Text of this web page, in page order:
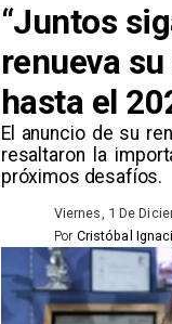
“Juntos
renueva
hasta el
El anuncio de su
resaltaron la
próximos desafíos.
Viernes, 1 De
Cristóbal
Por